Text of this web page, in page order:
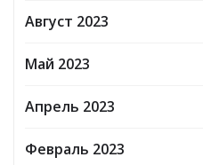
Август 2023
Май 2023
Апрель 2023
Февраль 2023